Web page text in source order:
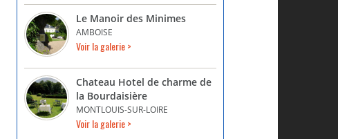
Le Manoir des Minimes
AMBOISE
Voir la galerie >
Chateau Hotel de charme de
la Bourdaisière
MONTLOUIS-SUR-LOIRE
Voir la galerie >